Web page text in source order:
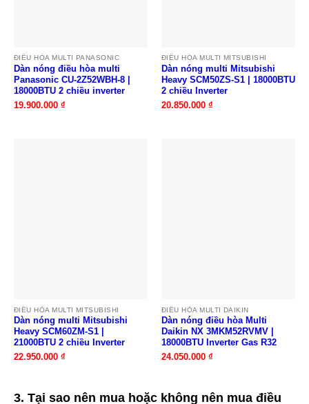
ĐIỀU HÒA MULTI PANASONIC
Dàn nóng điều hòa multi
Panasonic CU-2Z52WBH-8 |
18000BTU 2 chiều inverter
19.900.000 ₫
ĐIỀU HÒA MULTI MITSUBISHI
Dàn nóng multi Mitsubishi
Heavy SCM50ZS-S1 | 18000BTU
2 chiều Inverter
20.850.000 ₫
ĐIỀU HÒA MULTI MITSUBISHI
Dàn nóng multi Mitsubishi
Heavy SCM60ZM-S1 |
21000BTU 2 chiều Inverter
22.950.000 ₫
ĐIỀU HÒA MULTI DAIKIN
Dàn nóng điều hòa Multi
Daikin NX 3MKM52RVMV |
18000BTU Inverter Gas R32
24.050.000 ₫
3. Tại sao nên mua hoặc không nên mua điều